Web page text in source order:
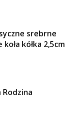
srebrne
kółka 2,5cm